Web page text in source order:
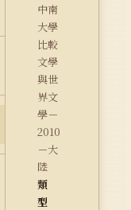
中南
大學
比較
文學
與世
界文
學－
2010
－大
陸
類
型